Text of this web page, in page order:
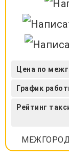
Цена по
График
Рейтинг